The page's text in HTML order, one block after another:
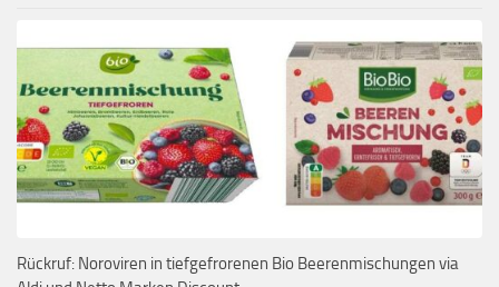
Rückruf: Noroviren in tiefgefrorenen Bio Beerenmischungen via